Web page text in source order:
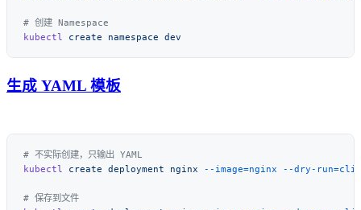
kubectl create namespace
生成 YAML 模板
kubectl
create deployment nginx --image=nginx --dry-